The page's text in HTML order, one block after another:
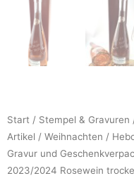
Start / Stempel & Gravuren
Artikel / Weihnachten /
Gravur und
2023/2024 Rosewein